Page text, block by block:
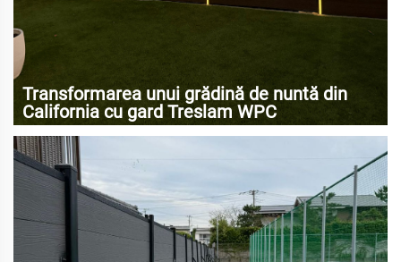
Transformarea unui grădină de nuntă din
California cu gard Treslam WPC